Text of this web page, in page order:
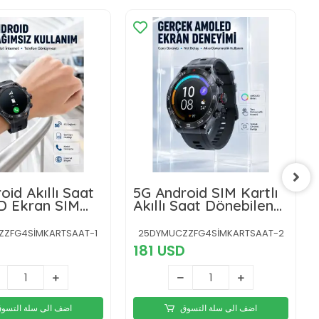
Akıllı Saat
Ekran SIM
1
اضف الى سلة
5G Android SIM Kartlı
Akıllı Saat Dönebilen
Ekran GPS Wi-Fi
25DYMUCZZFG4SİMKARTSAAT-2
181 USD
اضف الى سلة التسوق